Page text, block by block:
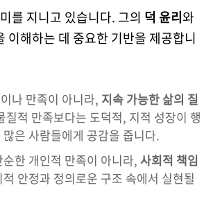
를 지니고 있습니다. 그의 덕 윤리와
이해하는 데 중요한 기반을 제공합니
나 만족이 아니라, 지속 가능한 삶의 질
적 만족보다는 도덕적, 지적 성장이 행
은 사람들에게 공감을 줍니다.
한 개인적 만족이 아니라, 사회적 책임
안정과 정의로운 구조 속에서 실현될